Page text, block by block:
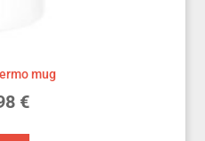
mug
€